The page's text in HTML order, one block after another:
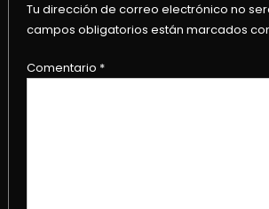
Tu dirección de correo electrónico no
campos obligatorios están marcados
Comentario *